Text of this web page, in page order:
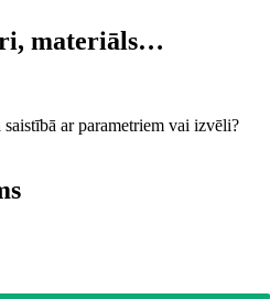
materiāls…
ar parametriem vai izvēli?